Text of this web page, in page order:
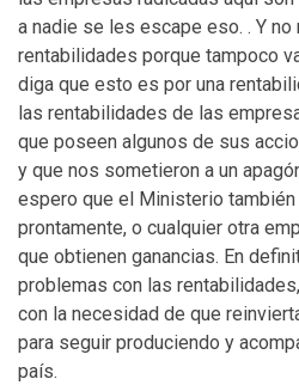
a nadie se les escape eso. . Y
rentabilidades porque tampoco
diga que esto es por una
las rentabilidades de las
que poseen algunos de sus
y que nos sometieron a un
espero que el Ministerio
prontamente, o cualquier otra
que obtienen ganancias. En
problemas con las
con la necesidad de que
para seguir produciendo y
país.